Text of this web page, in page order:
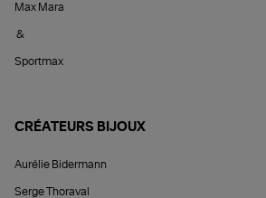
Max Mara
&
Sportmax
CRÉATEURS BIJOUX
Aurélie Bidermann
Serge Thoraval